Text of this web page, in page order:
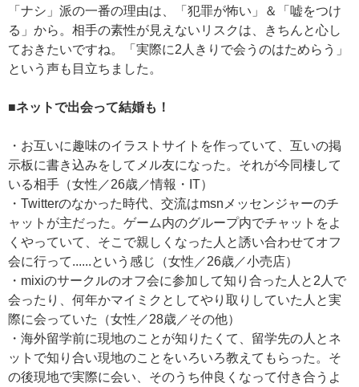
「ナシ」派の一番の理由は、「犯罪が怖い」＆「嘘をつけ
る」から。相手の素性が見えないリスクは、きちんと心し
ておきたいですね。「実際に2人きりで会うのはためらう」
という声も目立ちました。
■ネットで出会って結婚も！
・お互いに趣味のイラストサイトを作っていて、互いの掲
示板に書き込みをしてメル友になった。それが今同棲して
いる相手（女性／26歳／情報・IT）
・Twitterのなかった時代、交流はmsnメッセンジャーのチ
ャットが主だった。ゲーム内のグループ内でチャットをよ
くやっていて、そこで親しくなった人と誘い合わせてオフ
会に行って......という感じ（女性／26歳／小売店）
・mixiのサークルのオフ会に参加して知り合った人と2人で
会ったり、何年かマイミクとしてやり取りしていた人と実
際に会っていた（女性／28歳／その他）
・海外留学前に現地のことが知りたくて、留学先の人とネ
ットで知り合い現地のことをいろいろ教えてもらった。そ
の後現地で実際に会い、そのうち仲良くなって付き合うよ